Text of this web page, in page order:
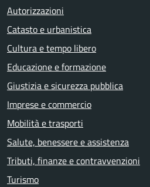
Autorizzazioni
Catasto e urbanistica
Cultura e tempo libero
Educazione e formazione
Giustizia e sicurezza pubblica
Imprese e commercio
Mobilità e trasporti
Salute, benessere e assistenza
Tributi, finanze e contravvenzioni
Turismo